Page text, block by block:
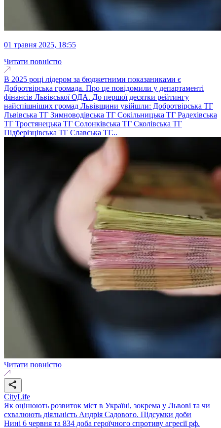
01 травня 2025, 18:55
Читати повністю
В 2025 році лідером за бюджетними показаниками є
Добротвірська громада. Про це повідомили у департаменті
фінансів Львівської ОДА. До першої десятки рейтингу
найспішніших громад Львівщини увійшли: Добротвірська ТГ
Львівська ТГ Зимноводівська ТГ Сокільницька ТГ Радехівська
ТГ Тростянецька ТГ Солонківська ТГ Сколівська ТГ
Підберізцівська ТГ Славська ТГ...
Читати повністю
CityLife
Як оцінюють розвиток міст в Україні, зокрема у Львові та чи
схвалюють діяльність Андрія Садового. Підсумки доби
Нині 6 червня та 834 доба героїчного спротиву агресії рф.